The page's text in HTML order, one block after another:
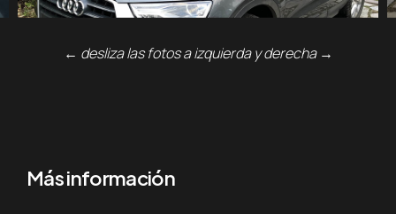
← desliza las fotos a izquierda y derecha→
Más información